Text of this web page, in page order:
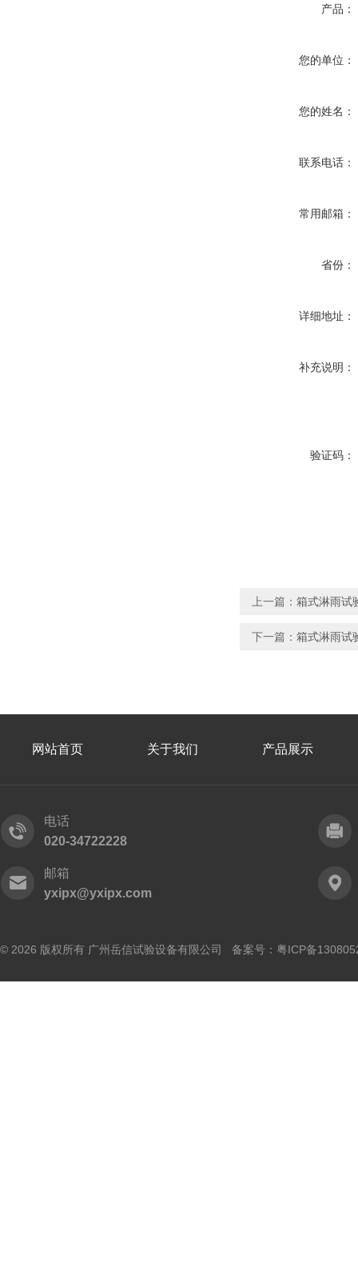
产品：
您的单位：
您的姓名：
联系电话：
常用邮箱：
省份：
详细地址：
补充说明：
验证码：
上一篇： 箱式淋雨试
下一篇： 箱式淋雨试
网站首页 关于我们 产品展示
电话
020-34722228
邮箱
yxipx@yxipx.com
© 2026 版权所有 广州岳信试验设备有限公司 备案号： 粤ICP备